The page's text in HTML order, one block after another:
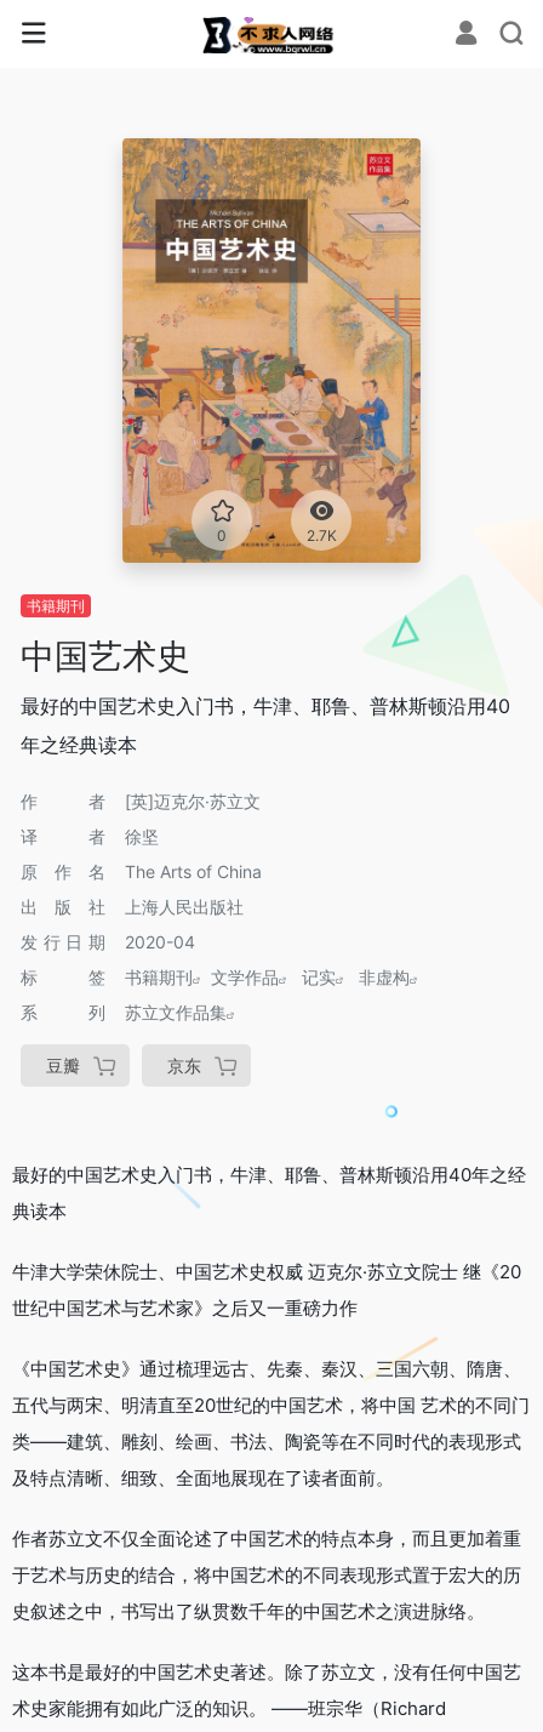
0 2.7K
书籍期刊
中国艺术史
最好的中国艺术史入门书，牛津、耶鲁、普林斯顿沿用40
年之经典读本
作者
[英]迈克尔·苏立文
译者
徐坚
原作名
The Arts of China
出版社
上海人民出版社
发行日期
2020-04
标签
书籍期刊 文学作品 记实
非虚构
系列
苏立文作品集
豆瓣 京东
最好的中国艺术史入门书，牛津、耶鲁、普林斯顿沿用40年之经
典读本
牛津大学荣休院士、中国艺术史权威 迈克尔·苏立文院士 继《20
世纪中国艺术与艺术家》之后又一重磅力作
《中国艺术史》通过梳理远古、先秦、秦汉、三国六朝、隋唐、
五代与两宋、明清直至20世纪的中国艺术，将中国 艺术的不同门
类——建筑、雕刻、绘画、书法、陶瓷等在不同时代的表现形式
及特点清晰、细致、全面地展现在了读者面前。
作者苏立文不仅全面论述了中国艺术的特点本身，而且更加着重
于艺术与历史的结合，将中国艺术的不同表现形式置于宏大的历
史叙述之中，书写出了纵贯数千年的中国艺术之演进脉络。
这本书是最好的中国艺术史著述。除了苏立文，没有任何中国艺
术史家能拥有如此广泛的知识。 ——班宗华（Richard